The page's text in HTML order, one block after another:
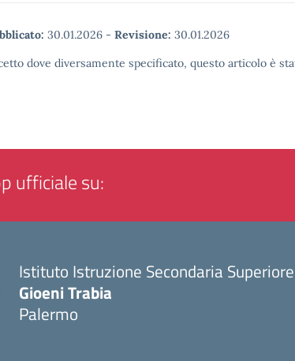
30.01.2026 - Revisione: 30.01.2026
dove diversamente specificato, questo articolo è
ufficiale su:
Istituto Istruzione Secondaria Superiore
Gioeni Trabia
Palermo